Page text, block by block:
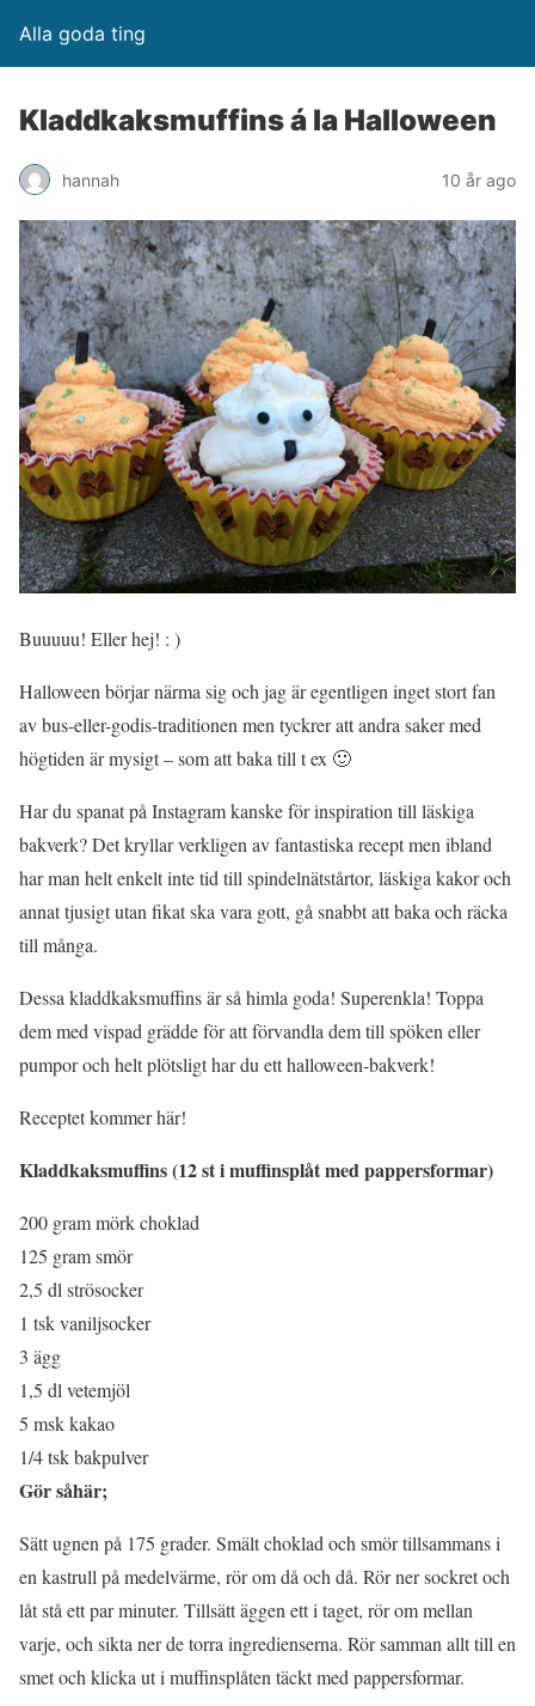
Alla goda ting
Kladdkaksmuffins á la Halloween
hannah 10 år ago
Buuuuu! Eller hej! : )
Halloween börjar närma sig och jag är egentligen inget stort fan
av bus-eller-godis-traditionen men tyckrer att andra saker med
högtiden är mysigt – som att baka till t ex 🙂
Har du spanat på Instagram kanske för inspiration till läskiga
bakverk? Det kryllar verkligen av fantastiska recept men ibland
har man helt enkelt inte tid till spindelnätstårtor, läskiga kakor och
annat tjusigt utan fikat ska vara gott, gå snabbt att baka och räcka
till många.
Dessa kladdkaksmuffins är så himla goda! Superenkla! Toppa
dem med vispad grädde för att förvandla dem till spöken eller
pumpor och helt plötsligt har du ett halloween-bakverk!
Receptet kommer här!
Kladdkaksmuffins (12 st i muffinsplåt med pappersformar)
200 gram mörk choklad
125 gram smör
2,5 dl strösocker
1 tsk vaniljsocker
3 ägg
1,5 dl vetemjöl
5 msk kakao
1/4 tsk bakpulver
Gör såhär;
Sätt ugnen på 175 grader. Smält choklad och smör tillsammans i
en kastrull på medelvärme, rör om då och då. Rör ner sockret och
låt stå ett par minuter. Tillsätt äggen ett i taget, rör om mellan
varje, och sikta ner de torra ingredienserna. Rör samman allt till en
smet och klicka ut i muffinsplåten täckt med pappersformar.